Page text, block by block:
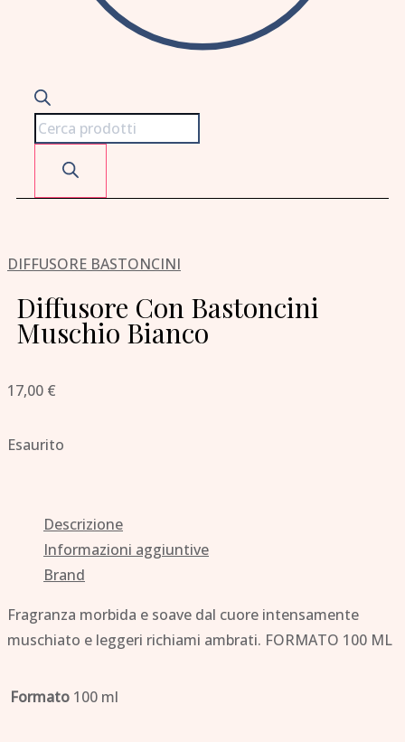
DIFFUSORE BASTONCINI
Diffusore Con Bastoncini
Muschio Bianco
17,00 €
Esaurito
Descrizione
Informazioni aggiuntive
Brand
Fragranza morbida e soave dal cuore intensamente
muschiato e leggeri richiami ambrati. FORMATO 100 ML
Formato 100 ml